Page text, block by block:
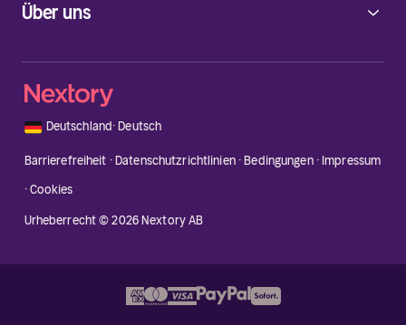
Über uns
🇩🇪 Deutschland·Deutsch
Barrierefreiheit ·Datenschutzrichtlinien·Bedingungen· Impressum
·Cookies
Urheberrecht © 2026 Nextory AB